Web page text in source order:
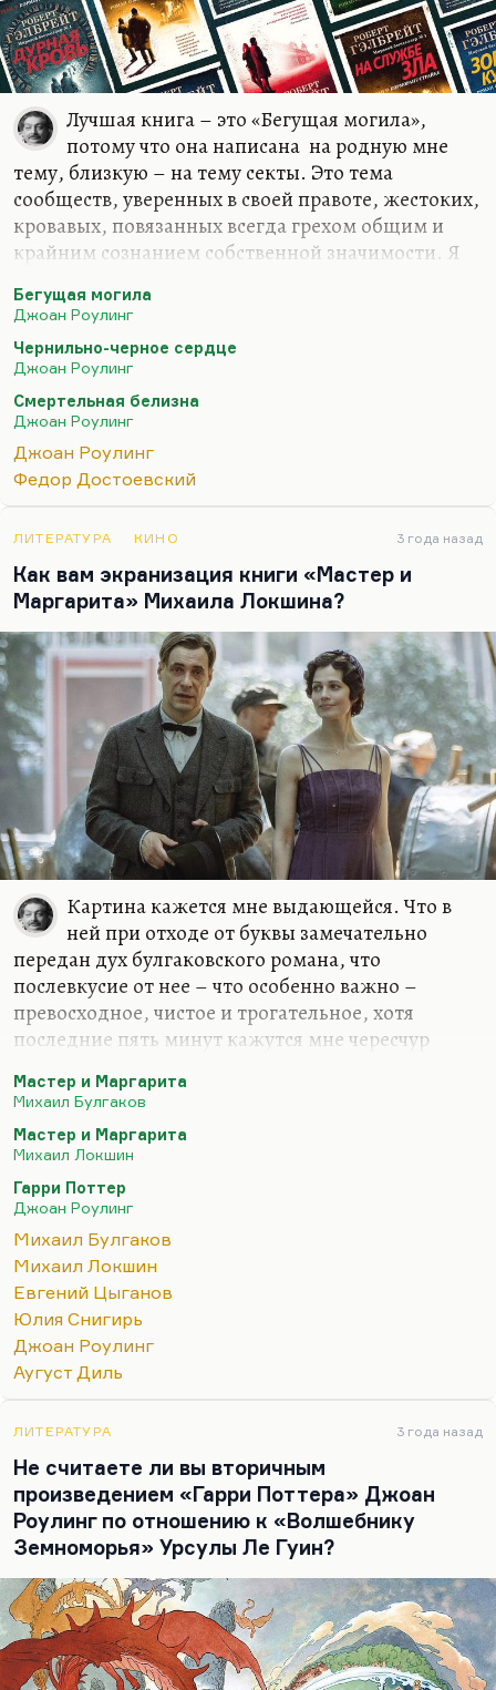
Лучшая книга – это «Бегущая могила»,
потому что она написана на родную мне
тему, близкую – на тему секты. Это тема
сообществ, уверенных в своей правоте, жестоких,
кровавых, повязанных всегда грехом общим и
крайним сознанием собственной значимости. Я
Достоевский в сне о трихинах, главную опасность
сегодняшнего момента – неспособность
услышать другого. Я бы, конечно, назвал
«Бегущую могилу» книгой года. Что касается
остальных («Чернильно-черное сердце»,
«Смертельная белизна» – мать ее очень любила),
то я бы не стал называть это ее шедеврами, но это
полезное, нравственное и душесмягчительное,
верит в добро…
Бегущая могила
Джоан Роулинг
Чернильно-черное сердце
Джоан Роулинг
Смертельная белизна
Джоан Роулинг
Джоан Роулинг
Федор Достоевский
ЛИТЕРАТУРА КИНО 3 года назад
Как вам экранизация книги «Мастер и
Маргарита» Михаила Локшина?
Картина кажется мне выдающейся. Что в
ней при отходе от буквы замечательно
передан дух булгаковского романа, что
послевкусие от нее – что особенно важно –
превосходное, чистое и трогательное, хотя
последние пять минут кажутся мне чересчур
таланта Цыганова и Снигирь такова, что их
минималистская манера игры (без всякой
педали), взглядами и мимикой, действительно
поверить с полным основанием в огромную
интеллектуальную близость, которая между
этими людьми существует, полное
взаимопонимание. Ведь их и сводит тонкое
понимание того, что происходит вокруг них. А
это уже порождает такую солидарность…
Мастер и Маргарита
Михаил Булгаков
Мастер и Маргарита
Михаил Локшин
Гарри Поттер
Джоан Роулинг
Михаил Булгаков
Михаил Локшин
Евгений Цыганов
Юлия Снигирь
Джоан Роулинг
Аугуст Диль
ЛИТЕРАТУРА 3 года назад
Не считаете ли вы вторичным
произведением «Гарри Поттера» Джоан
Роулинг по отношению к «Волшебнику
Земноморья» Урсулы Ле Гуин?